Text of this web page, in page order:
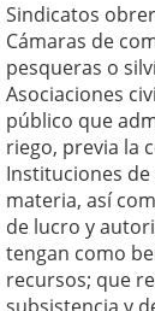
Sindicatos
Cámaras de
pesqueras o
Asociaciones
público que
riego, previa la
Instituciones de
materia, así
de lucro y
tengan como
recursos; que